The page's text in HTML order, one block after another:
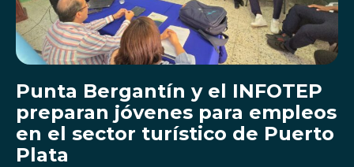
Punta Bergantín y el INFOTEP
preparan jóvenes para empleos
en el sector turístico de Puerto
Plata